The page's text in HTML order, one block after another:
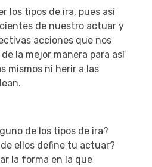
los tipos de ira, pues así
de nuestro actuar y
acciones que nos
la mejor manera para así
mismos ni herir a las
de los tipos de ira?
ellos define tu actuar?
la forma en la que